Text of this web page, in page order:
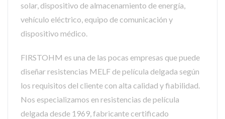
solar, dispositivo de almacenamiento de energía,
vehículo eléctrico, equipo de comunicación y
dispositivo médico.
FIRSTOHM es una de las pocas empresas que puede
diseñar resistencias MELF de película delgada según
los requisitos del cliente con alta calidad y fiabilidad.
Nos especializamos en resistencias de película
delgada desde 1969, fabricante certificado